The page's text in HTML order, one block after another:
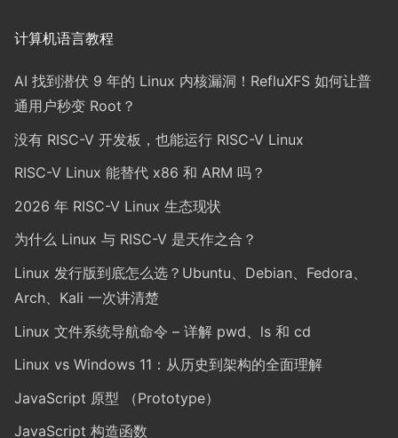
计算机语言教程
AI 找到潜伏 9 年的 Linux 内核漏洞！RefluXFS 如何让普
通用户秒变 Root？
没有 RISC-V 开发板，也能运行 RISC-V Linux
RISC-V Linux 能替代 x86 和 ARM 吗？
2026 年 RISC-V Linux 生态现状
为什么 Linux 与 RISC-V 是天作之合？
Linux 发行版到底怎么选？Ubuntu、Debian、Fedora、
Arch、Kali 一次讲清楚
Linux 文件系统导航命令 – 详解 pwd、ls 和 cd
Linux vs Windows 11：从历史到架构的全面理解
JavaScript 原型 （Prototype）
JavaScript 构造函数